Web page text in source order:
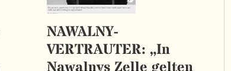
NAWALNY-
VERTRAUTER: „In